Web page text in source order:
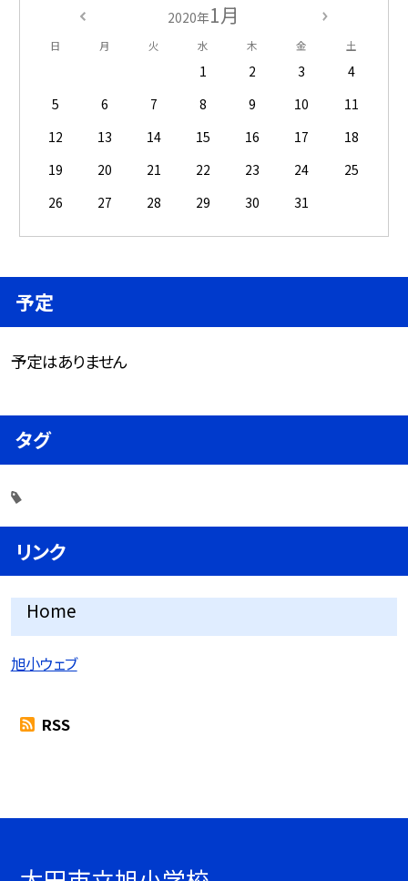
2020年1月
日 月 火 水 木 金 土
1 2 3
4
5
6 7 8 9 10
11
12
13 14 15 16 17
18
19
20 21 22 23 24
25
26
27 28 29 30 31
予定
予定はありません
タグ
リンク
Home
旭小ウェブ
RSS